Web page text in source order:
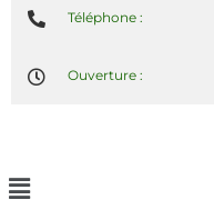
Téléphone :
Ouverture :